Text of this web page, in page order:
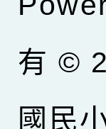
有 ©
國民